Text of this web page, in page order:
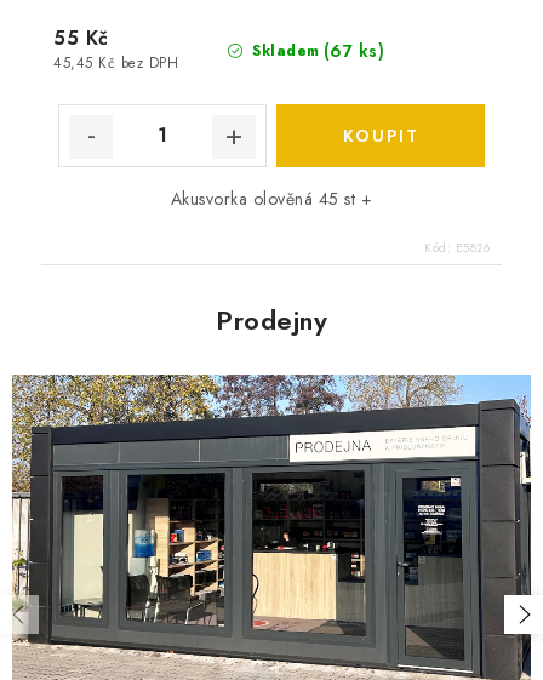
Skladem (67 ks)
45,45 Kč bez DPH
55 Kč
Akusvorka olověná 45 st +
Kód: E5826
Prodejny